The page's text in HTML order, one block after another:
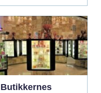
Butikkernes